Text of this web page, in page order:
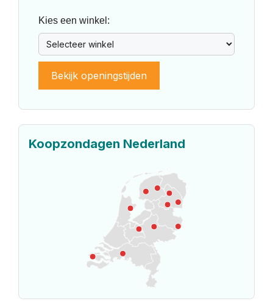
Kies een winkel:
Bekijk openingstijden
Koopzondagen Nederland